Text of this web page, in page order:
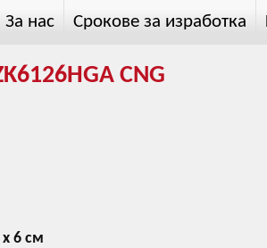
За нас Срокове за изработка
CNG
6 см